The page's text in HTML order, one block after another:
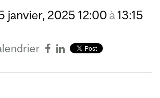
janvier, 2025 12:00 à13:15